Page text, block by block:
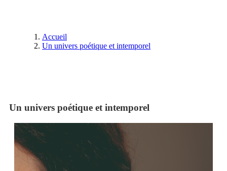
Accueil
Un univers poétique et intemporel
Un univers poétique et intemporel